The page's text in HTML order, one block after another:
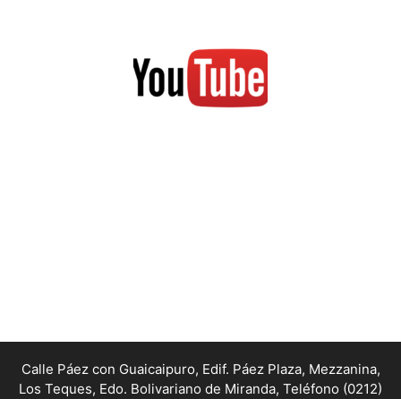
Calle Páez con Guaicaipuro, Edif. Páez Plaza, Mezzanina,
Los Teques, Edo. Bolivariano de Miranda, Teléfono (0212)